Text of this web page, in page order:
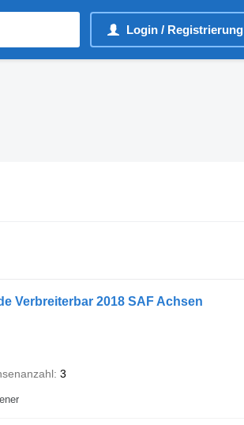
Login / Registrierung
Verbreiterbar 2018 SAF Achsen
3